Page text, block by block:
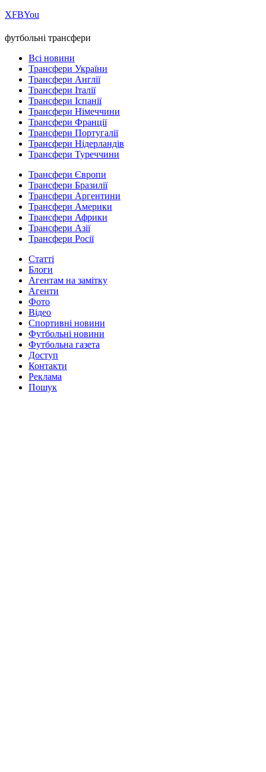
ХFBYou
футбольні трансфери
Всі новини
Трансфери України
Трансфери Англії
Трансфери Італії
Трансфери Іспанії
Трансфери Німеччини
Трансфери Франції
Трансфери Португалії
Трансфери Нідерландів
Трансфери Туреччини
Трансфери Європи
Трансфери Бразилії
Трансфери Аргентини
Трансфери Америки
Трансфери Африки
Трансфери Азії
Трансфери Росії
Статті
Блоги
Агентам на замітку
Агенти
Фото
Відео
Спортивні новини
Футбольні новини
Футбольна газета
Доступ
Контакти
Реклама
Пошук